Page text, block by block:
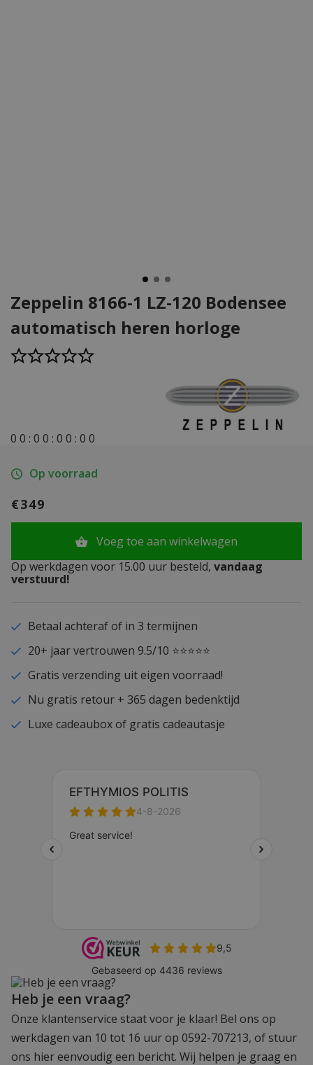
Zeppelin 8166-1 LZ-120 Bodensee
automatisch heren horloge
0 0 : 0 0 : 0 0 : 0 0
Op voorraad
€349
Voeg toe aan winkelwagen
Op werkdagen voor 15.00 uur besteld, vandaag
verstuurd!
Betaal achteraf of in 3 termijnen
20+ jaar vertrouwen 9.5/10 ⭐⭐⭐⭐⭐
Gratis verzending uit eigen voorraad!
Nu gratis retour + 365 dagen bedenktijd
Luxe cadeaubox of gratis cadeautasje
Heb je een vraag?
Onze klantenservice staat voor je klaar! Bel ons op
werkdagen van 10 tot 16 uur op 0592-707213, of stuur
ons hier eenvoudig een bericht. Wij helpen je graag en